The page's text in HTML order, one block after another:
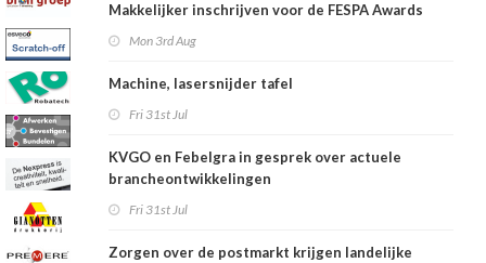
Makkelijker inschrijven voor de FESPA Awards
Mon 3rd Aug
Machine, lasersnijder tafel
Fri 31st Jul
KVGO en Febelgra in gesprek over actuele
brancheontwikkelingen
Fri 31st Jul
Zorgen over de postmarkt krijgen landelijke